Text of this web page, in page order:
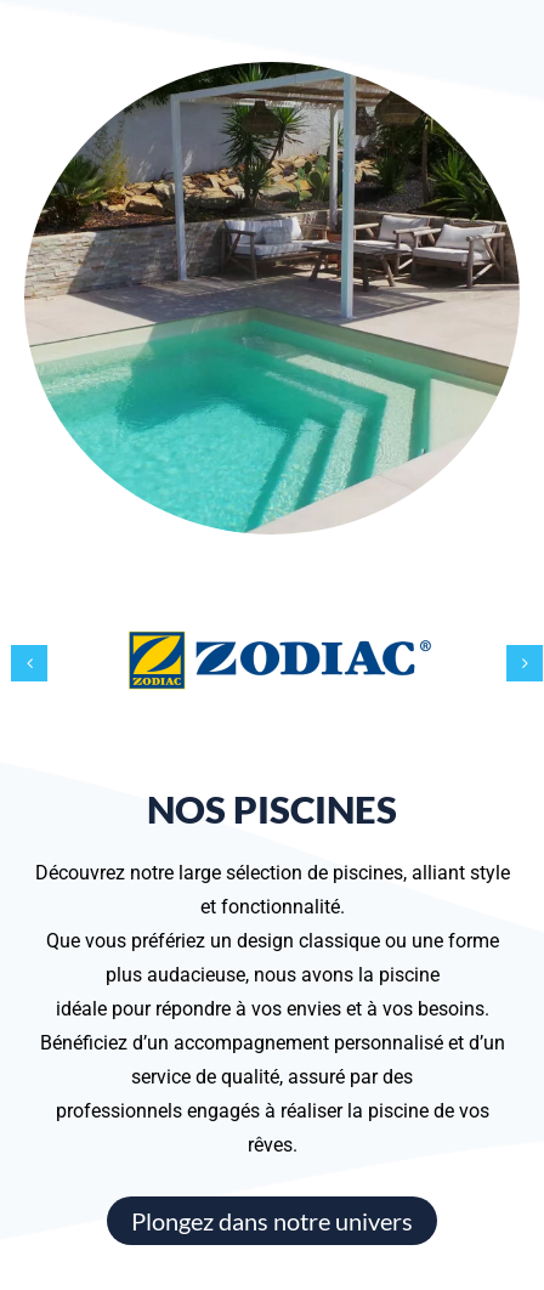
NOS PISCINES
Découvrez notre large sélection de piscines, alliant style
et fonctionnalité.
Que vous préfériez un design classique ou une forme
plus audacieuse, nous avons la piscine
idéale pour répondre à vos envies et à vos besoins.
Bénéficiez d’un accompagnement personnalisé et d’un
service de qualité, assuré par des
professionnels engagés à réaliser la piscine de vos
rêves.
Plongez dans notre univers